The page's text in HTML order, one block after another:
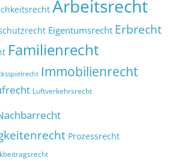
Arbeitsrecht
Eigentumsrecht Erbrecht
Familienrecht
Immobilienrecht
Luftverkehrsrecht
Prozessrecht